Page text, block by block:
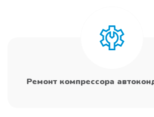
Ремонт компрессора